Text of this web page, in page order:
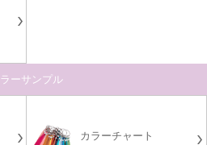
ーサンプル
カラーチャート